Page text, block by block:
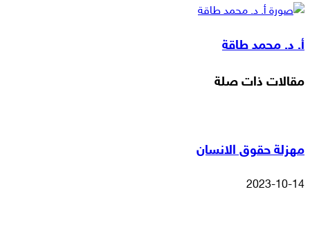
فيسبوك
‫X
ماسنجر
ماسنجر
واتساب
تيلقرام
ڤايبر
لاين
مشاركة
البريد
طباعة
أ. د. محمد طاقة
مقالات ذات صلة
مهزلة حقوق الانسان
2023-10-14